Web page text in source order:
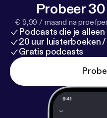
Probeer
€ 9,99 / maand na
Podcasts die je
20 uur luisterboeken /
Gratis podcasts